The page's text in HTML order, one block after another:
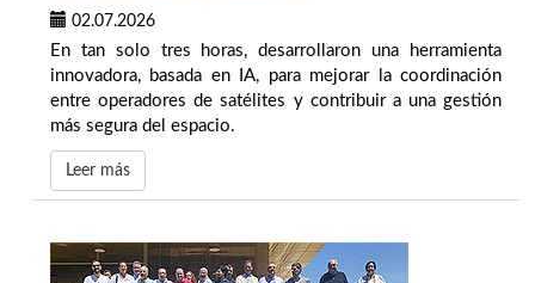
02.07.2026
En tan solo tres horas, desarrollaron una herramienta
innovadora, basada en IA, para mejorar la coordinación
entre operadores de satélites y contribuir a una gestión
más segura del espacio.
Leer más